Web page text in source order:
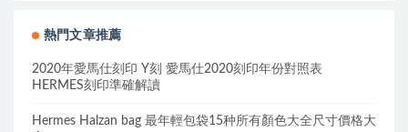
熱門文章推薦
2020年愛馬仕刻印 Y刻 愛馬仕2020刻印年份對照表
HERMES刻印準確解讀
Hermes Halzan bag 最年輕包袋15种所有顏色大全尺寸價格大